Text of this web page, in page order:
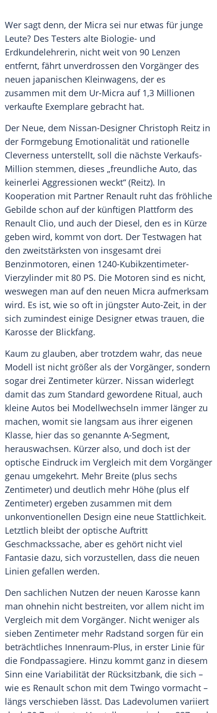
Wer sagt denn, der Micra sei nur etwas für junge
Leute? Des Testers alte Biologie- und
Erdkundelehrerin, nicht weit von 90 Lenzen
entfernt, fährt unverdrossen den Vorgänger des
neuen japanischen Kleinwagens, der es
zusammen mit dem Ur-Micra auf 1,3 Millionen
verkaufte Exemplare gebracht hat.
Der Neue, dem Nissan-Designer Christoph Reitz in
der Formgebung Emotionalität und rationelle
Cleverness unterstellt, soll die nächste Verkaufs-
Million stemmen, dieses „freundliche Auto, das
keinerlei Aggressionen weckt“ (Reitz). In
Kooperation mit Partner Renault ruht das fröhliche
Gebilde schon auf der künftigen Plattform des
Renault Clio, und auch der Diesel, den es in Kürze
geben wird, kommt von dort. Der Testwagen hat
den zweitstärksten von insgesamt drei
Benzinmotoren, einen 1240-Kubikzentimeter-
Vierzylinder mit 80 PS. Die Motoren sind es nicht,
weswegen man auf den neuen Micra aufmerksam
wird. Es ist, wie so oft in jüngster Auto-Zeit, in der
sich zumindest einige Designer etwas trauen, die
Karosse der Blickfang.
Kaum zu glauben, aber trotzdem wahr, das neue
Modell ist nicht größer als der Vorgänger, sondern
sogar drei Zentimeter kürzer. Nissan widerlegt
damit das zum Standard gewordene Ritual, auch
kleine Autos bei Modellwechseln immer länger zu
machen, womit sie langsam aus ihrer eigenen
Klasse, hier das so genannte A-Segment,
herauswachsen. Kürzer also, und doch ist der
optische Eindruck im Vergleich mit dem Vorgänger
genau umgekehrt. Mehr Breite (plus sechs
Zentimeter) und deutlich mehr Höhe (plus elf
Zentimeter) ergeben zusammen mit dem
unkonventionellen Design eine neue Stattlichkeit.
Letztlich bleibt der optische Auftritt
Geschmackssache, aber es gehört nicht viel
Fantasie dazu, sich vorzustellen, dass die neuen
Linien gefallen werden.
Den sachlichen Nutzen der neuen Karosse kann
man ohnehin nicht bestreiten, vor allem nicht im
Vergleich mit dem Vorgänger. Nicht weniger als
sieben Zentimeter mehr Radstand sorgen für ein
beträchtliches Innenraum-Plus, in erster Linie für
die Fondpassagiere. Hinzu kommt ganz in diesem
Sinn eine Variabilität der Rücksitzbank, die sich –
wie es Renault schon mit dem Twingo vormacht –
längs verschieben lässt. Das Ladevolumen variiert